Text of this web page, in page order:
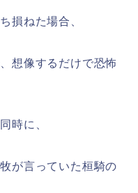
損ねた場合、
想像するだけで恐怖
時に、
が言っていた桓騎の